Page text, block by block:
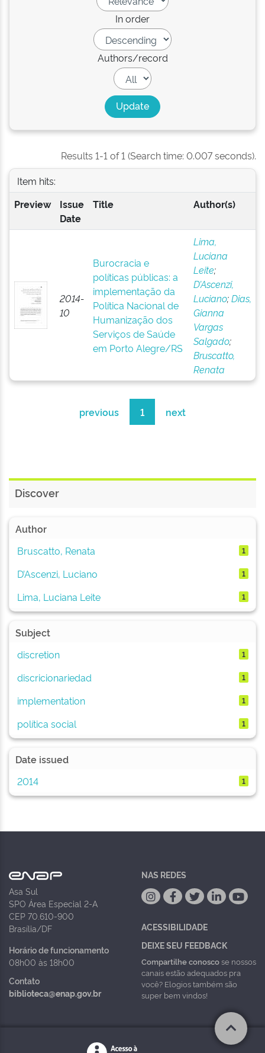
In order
Authors/record
Results 1-1 of 1 (Search time: 0.007 seconds).
Item hits:
Preview
Issue
Date
Title Author(s)
2014-
10
Burocracia e
políticas públicas: a
implementação da
Política Nacional de
Humanização dos
Serviços de Saúde
em Porto Alegre/RS
Lima,
Luciana
Leite;
D’Ascenzi,
Luciano;Dias,
Gianna
Vargas
Salgado;
Bruscatto,
Renata
previous 1 next
Discover
Author
Bruscatto, Renata
1
D’Ascenzi, Luciano 1
Lima, Luciana Leite 1
Subject
discretion
1
discricionariedad 1
implementation 1
política social 1
Date issued
2014
1
Asa Sul
SPO Área Especial 2-A
CEP 70.610-900
Brasília/DF
Horário de funcionamento
08h00 às 18h00
Contato
biblioteca@enap.gov.br
NAS REDES
ACESSIBILIDADE
DEIXE SEU FEEDBACK
Compartilhe conoscose nossos
canais estão adequados pra
você? Elogios também são
super bem vindos!